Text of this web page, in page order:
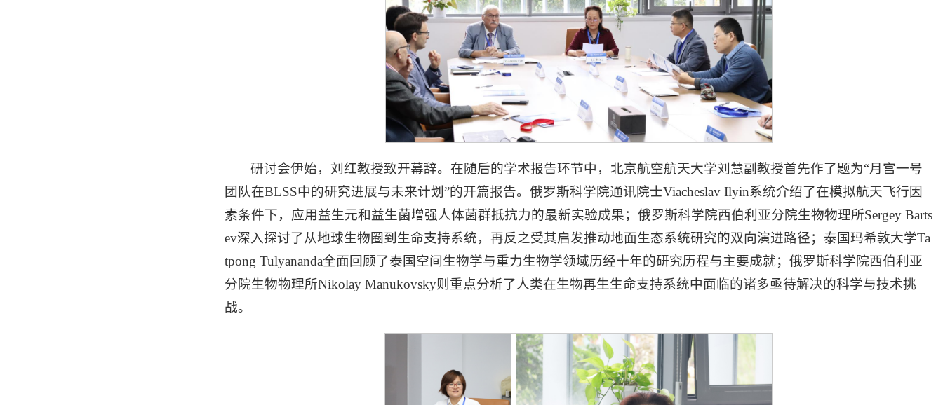
研讨会伊始，刘红教授致开幕辞。在随后的学术报告环节中，北京航空航天大学刘慧副教授首先作了题为“月宫一号
团队在BLSS中的研究进展与未来计划”的开篇报告。俄罗斯科学院通讯院士Viacheslav Ilyin系统介绍了在模拟航天飞行因
素条件下，应用益生元和益生菌增强人体菌群抵抗力的最新实验成果；俄罗斯科学院西伯利亚分院生物物理所Sergey Barts
ev深入探讨了从地球生物圈到生命支持系统，再反之受其启发推动地面生态系统研究的双向演进路径；泰国玛希敦大学Ta
tpong Tulyananda全面回顾了泰国空间生物学与重力生物学领域历经十年的研究历程与主要成就；俄罗斯科学院西伯利亚
分院生物物理所Nikolay Manukovsky则重点分析了人类在生物再生生命支持系统中面临的诸多亟待解决的科学与技术挑
战。